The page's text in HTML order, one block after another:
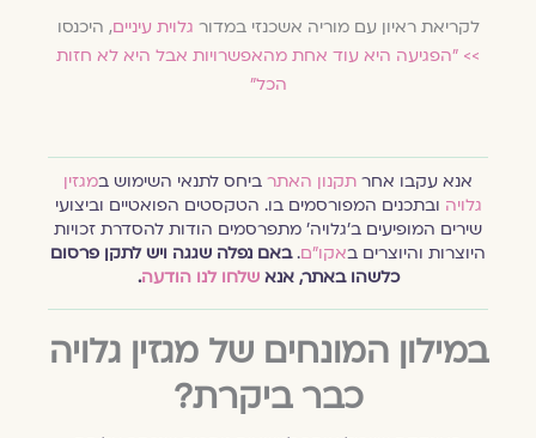
לקריאת ראיון עם מוריה אשכנזי במדורגלוית עיניים, היכנסו
>> "הפגיעה היא עוד אחת מהאפשרויות אבל היא לא חזות
הכל"
אנא עקבו אחרתקנון האתרביחס לתנאי השימוש ב מגזין
גלויהובתכנים המפורסמים בו. הטקסטים הפואטיים וביצועי
שירים המופיעים ב׳גלויה׳ מתפרסמים הודות להסדרת זכויות
היוצרות והיוצרים ב אקו״ם.באם נפלה שגגה ויש לתקן פרסום
כלשהו באתר, אנאשלחו לנו הודעה.
במילון המונחים של מגזין גלויה
כבר ביקרת?